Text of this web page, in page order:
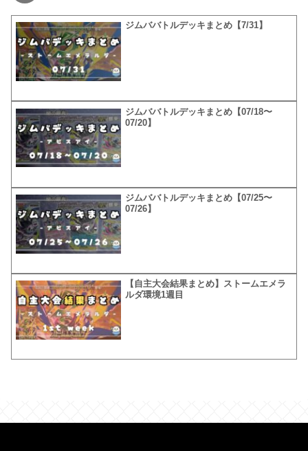
ジムババトルデッキまとめ【7/31】
ジムババトルデッキまとめ【07/18〜
07/20】
ジムババトルデッキまとめ【07/25〜
07/26】
【自主大会結果まとめ】ストームエメラ
ルダ環境1週目